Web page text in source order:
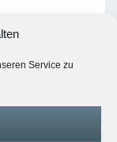
Service zu